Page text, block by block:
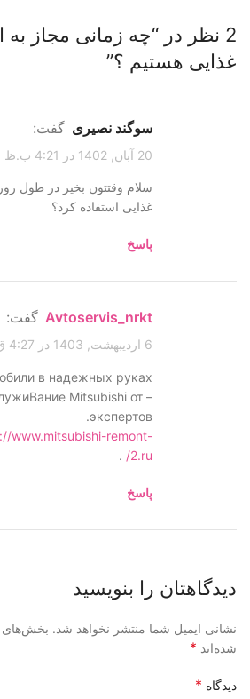
2 نظر در “
چه زمانی مجاز به
غذایی هستیم ؟”
سوگند نصیری گفت:
20 آبان, 1402 در 4:21 ب.ظ
سلام وقتتون بخیر در طول
غذایی استفاده کرد؟
پاسخ
Avtoservis_nrkt گفت:
6 اردیبهشت, 1403 در 4:27 ق.ظ
в надежных руках.
Mitsubishi от
экспертов.
www.mitsubishi-remont-
2.ru/
.
پاسخ
دیدگاهتان را بنویسید
نشانی ایمیل شما منتشر نخواهد شد. بخش‌های
شده‌اند *
دیدگاه *